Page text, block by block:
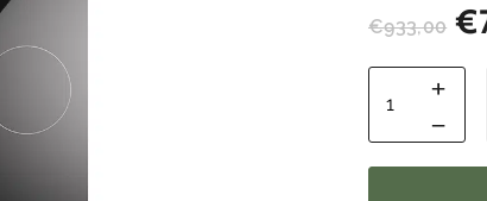
€933,00 €